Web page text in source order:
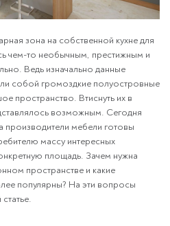
зона на собственной кухне для
чем-то необычным, престижным и
Ведь изначально данные
собой громоздкие полуостровные
пространство. Втиснуть их в
возможным. Сегодня
производители мебели готовы
массу интересных
площадь. Зачем нужна
пространстве и какие
популярны? На эти вопросы